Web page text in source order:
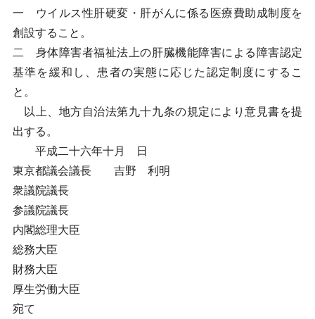
一 ウイルス性肝硬変・肝がんに係る医療費助成制度を
創設すること。
二 身体障害者福祉法上の肝臓機能障害による障害認定
基準を緩和し、患者の実態に応じた認定制度にするこ
と。
以上、地方自治法第九十九条の規定により意見書を提
出する。
平成二十六年十月 日
東京都議会議長 吉野 利明
衆議院議長
参議院議長
内閣総理大臣
総務大臣
財務大臣
厚生労働大臣
宛て